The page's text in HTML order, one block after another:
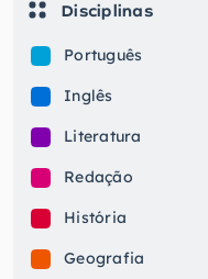
Disciplinas
Português
Inglês
Literatura
Redação
História
Geografia